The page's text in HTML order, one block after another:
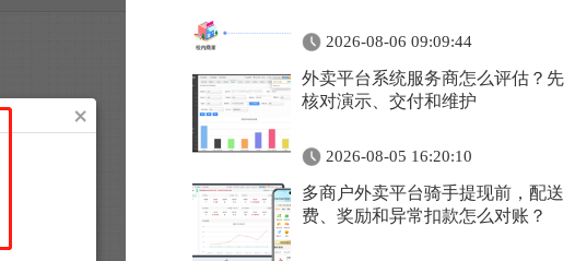
2026-08-06 09:09:44
外卖平台系统服务商怎么评估？先
核对演示、交付和维护
2026-08-05 16:20:10
多商户外卖平台骑手提现前，配送
费、奖励和异常扣款怎么对账？